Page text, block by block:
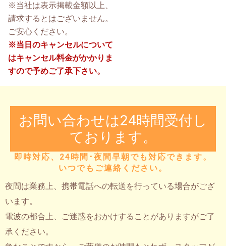
※当社は表示掲載金額以上、
請求するとはございません。
ご安心ください。
※当日のキャンセルについて
はキャンセル料金がかかりま
すので予めご了承下さい。
お問い合わせは24時間受付し
ております。
即時対応、24時間･夜間早朝でも対応できます。
いつでもご連絡ください。
夜間は業務上、携帯電話への転送を行っている場合がござ
います。
電波の都合上、ご迷惑をおかけすることがありますがご了
承ください。